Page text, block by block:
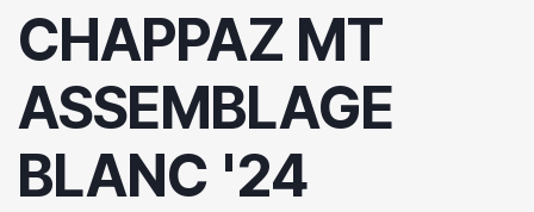
CHAPPAZ MT
ASSEMBLAGE
BLANC '24